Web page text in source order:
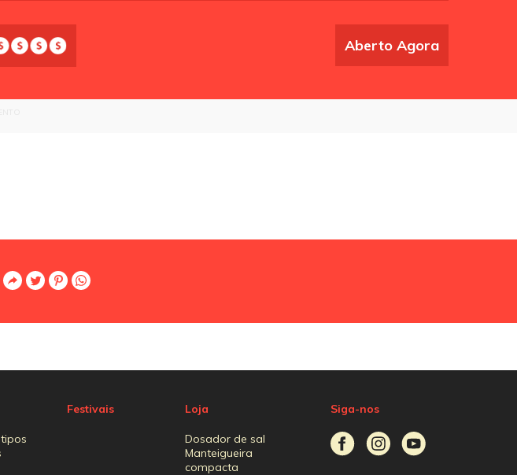
Aberto Agora
Festivais Loja
Dosador de sal
Manteigueira
compacta
Siga-nos